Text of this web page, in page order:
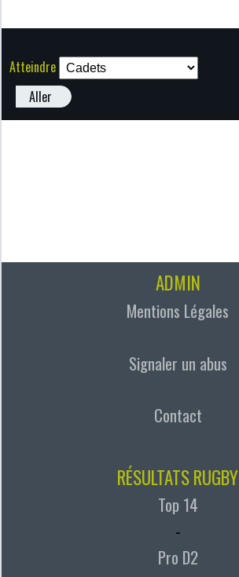
Atteindre
Aller
ADMIN
Mentions Légales
Signaler un abus
Contact
RÉSULTATS RUGBY
Top 14
-
Pro D2